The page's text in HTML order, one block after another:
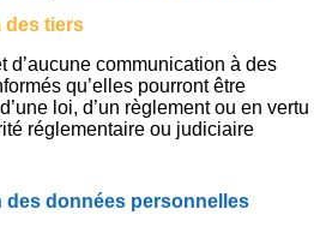
des tiers
d’aucune communication à des
qu’elles pourront être
loi, d’un règlement ou en vertu
réglementaire ou judiciaire
des données personnelles